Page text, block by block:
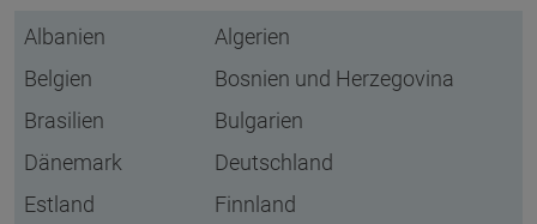
Albanien
Algerien
Belgien
Bosnien und Herzegovina
Brasilien
Bulgarien
Dänemark
Deutschland
Estland
Finnland